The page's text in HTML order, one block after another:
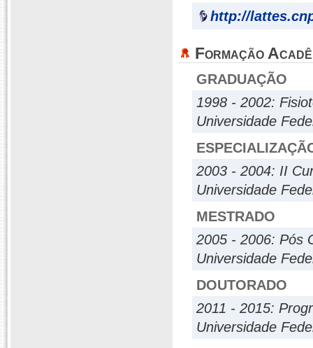
http://
Formação
GRADUAÇÃO
1998 - 2002:
Universidade
2003 - 2004: II
Universidade
MESTRADO
2005 - 2006: Pós
Universidade
DOUTORADO
2011 - 2015:
Universidade